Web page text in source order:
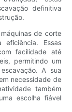
definitiva
de corte
Essas
facilidade até
permitindo um
A sua
necessidade de
também
escolha fiável